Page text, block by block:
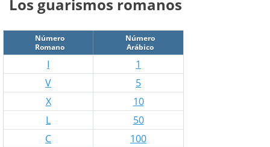
Los guarismos romanos
Número
Romano
Número
Arábico
I
1
V
5
X
10
L
50
C
100